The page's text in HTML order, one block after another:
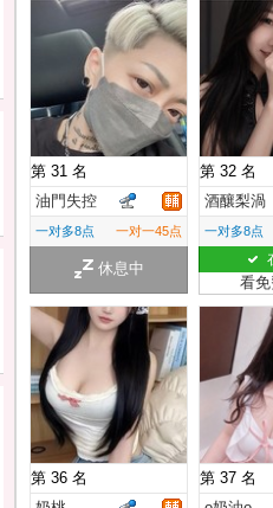
第 31 名
油門失控
一对多8点 一对一45点
休息中
第 32 名
酒釀梨渦
一对多8点
看
第 36 名
第 37 名